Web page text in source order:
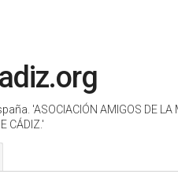
'ASOCIACIÓN AMIGOS DE LA
CÁDIZ.'